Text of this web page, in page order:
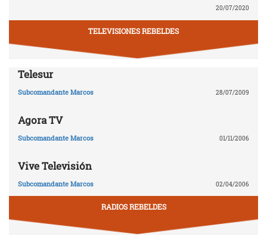
20/07/2020
TELEVISIONES REBELDES
Telesur
Subcomandante Marcos 28/07/2009
Agora TV
Subcomandante Marcos 01/11/2006
Vive Televisión
Subcomandante Marcos 02/04/2006
RADIOS REBELDES